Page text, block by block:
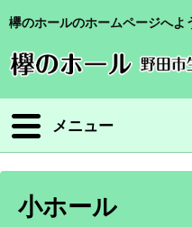
欅のホールのホームページへよ
メニュー
小ホール